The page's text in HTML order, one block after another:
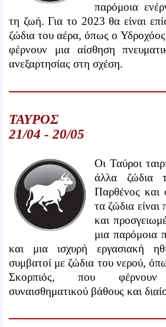
παρόμοια
τη ζωή. Για το 2023 θα είναι
ζώδια του αέρα, όπως ο Υδροχόος
φέρνουν μια αίσθηση
ανεξαρτησίας στη σχέση.
ΤΑΥΡΟΣ
21/04 - 20/05
Οι Ταύροι
άλλα ζώδια
Παρθένος και
τα ζώδια είναι
και
μια παρόμοια
και μια ισχυρή εργασιακή
συμβατοί με ζώδια του νερού,
Σκορπιός, που
συναισθηματικού βάθους και